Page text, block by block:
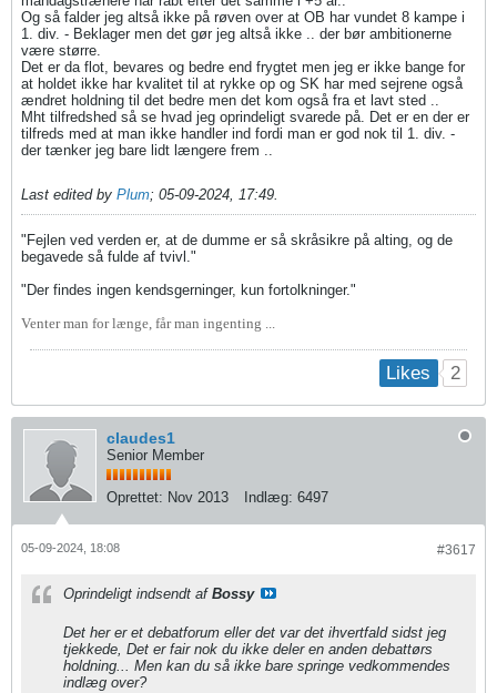
Og så falder jeg altså ikke på røven over at OB har vundet 8 kampe i
1. div. - Beklager men det gør jeg altså ikke .. der bør ambitionerne
være større.
Det er da flot, bevares og bedre end frygtet men jeg er ikke bange for
at holdet ikke har kvalitet til at rykke op og SK har med sejrene også
ændret holdning til det bedre men det kom også fra et lavt sted ..
Mht tilfredshed så se hvad jeg oprindeligt svarede på. Det er en der er
tilfreds med at man ikke handler ind fordi man er god nok til 1. div. -
der tænker jeg bare lidt længere frem ..
Last edited by Plum; 05-09-2024, 17:49.
"Fejlen ved verden er, at de dumme er så skråsikre på alting, og de
begavede så fulde af tvivl."
"Der findes ingen kendsgerninger, kun fortolkninger."
Venter man for længe, får man ingenting ...
Likes 2
claudes1
Senior Member
Oprettet: Nov 2013 Indlæg: 6497
#3617
05-09-2024, 18:08
Oprindeligt indsendt af Bossy
Det her er et debatforum eller det var det ihvertfald sidst jeg
tjekkede, Det er fair nok du ikke deler en anden debattørs
holdning... Men kan du så ikke bare springe vedkommendes
indlæg over?